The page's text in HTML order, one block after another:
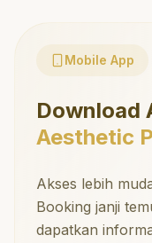
Mobile App
Download
Aesthetic
Akses lebih
Booking janji
dapatkan